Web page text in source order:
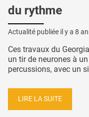
du rythme
Actualité publiée il y a 8
Ces travaux du
un tir de neurones à
percussions, avec un
LIRE LA SUITE